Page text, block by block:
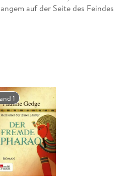
auf der Seite des Feindes
1